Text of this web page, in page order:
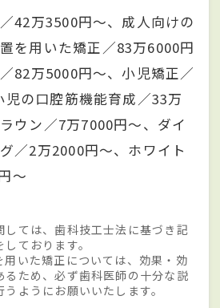
42万3500円～、成人向けの
を用いた矯正／83万6000円
82万5000円～、小児矯正／
の口腔筋機能育成／33万
ウン／7万7000円～、ダイ
／2万2000円～、ホワイト
～
ては、歯科技工士法に基づき記
ております。
用いた矯正については、効果・効
るため、必ず歯科医師の十分な説
ようにお願いいたします。